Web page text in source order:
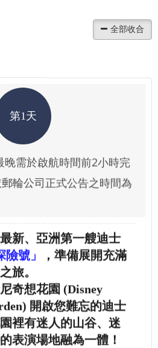
第1天
需於啟航時間前2小時完
輪公司正式公告之時間為
新、亞洲第一艘迪士
號」
，準備展開充滿
旅。
奇想花園 (Disney
開啟您難忘的迪士
裡有迷人的山谷、迷
表演場地融為一體！